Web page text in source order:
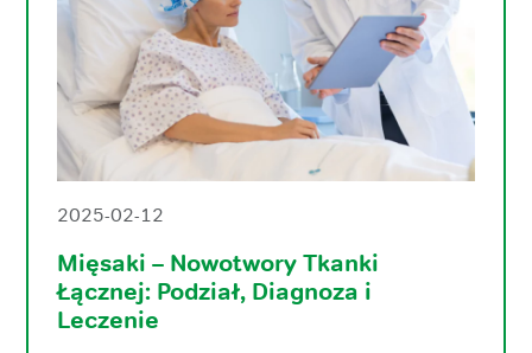
2025-02-12
Mięsaki – Nowotwory Tkanki
Łącznej: Podział, Diagnoza i
Leczenie